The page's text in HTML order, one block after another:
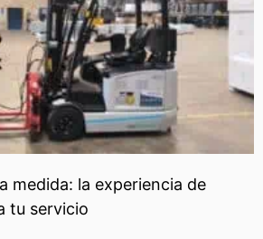
medida: la experiencia de
tu servicio